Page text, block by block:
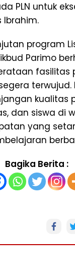
PLN untuk
Ibrahim.
program
Parimo
fasilitas
terwujud.
kualitas
dan siswa di
yang
Bagika Berita :